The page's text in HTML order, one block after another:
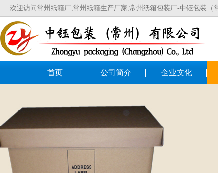
欢迎访问常州纸箱厂,常州纸箱生产厂家,常州纸箱包装厂-中钰包装（
首页 公司简介 企业文化